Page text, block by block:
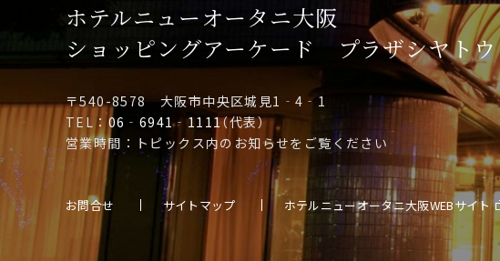
ホテルニューオータニ大阪
ショッピングアーケード
プラザシヤトウ
〒540-8578 大阪市中央区城見1‐4‐1
TEL：06‐6941‐1111（代表）
営業時間：トピックス内のお知らせをご覧ください
お問合せ サイトマップ ホテルニューオータニ大阪WEBサイト